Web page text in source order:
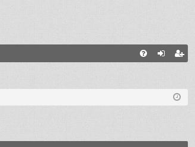
Q nti
fic
se
ist
ra
e